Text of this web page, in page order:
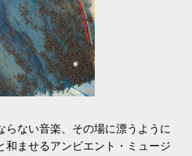
ない音楽、その場に漂うように
和ませるアンビエント・ミュージ